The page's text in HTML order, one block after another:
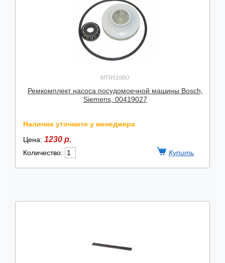
MTR510BO
Ремкомплект насоса посудомоечной машины Bosch,
Siemens, 00419027
Наличие уточните у менеджера
Цена: 1230 р.
Количество: